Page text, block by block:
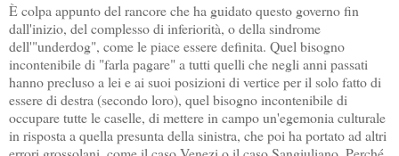
È colpa appunto del rancore che ha guidato questo governo fin
dall'inizio, del complesso di inferiorità, o della sindrome
dell'"underdog", come le piace essere definita. Quel bisogno
incontenibile di "farla pagare" a tutti quelli che negli anni passati
hanno precluso a lei e ai suoi posizioni di vertice per il solo fatto di
essere di destra (secondo loro), quel bisogno incontenibile di
occupare tutte le caselle, di mettere in campo un'egemonia culturale
in risposta a quella presunta della sinistra, che poi ha portato ad altri